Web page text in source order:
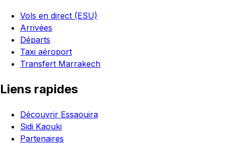
Vols en direct (ESU)
Arrivées
Départs
Taxi aéroport
Transfert Marrakech
Liens rapides
Découvrir Essaouira
Sidi Kaouki
Partenaires